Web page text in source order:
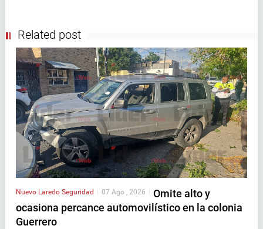
Related post
Nuevo Laredo Seguridad | 07 Ago , 2026 | Omite alto y
ocasiona percance automovilístico en la colonia
Guerrero